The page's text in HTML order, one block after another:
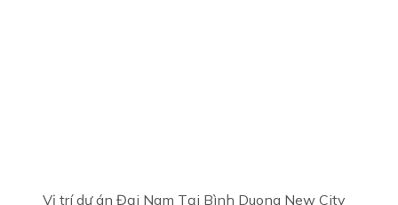
Vị trí dự án Đại Nam Tại Bình Duong New City